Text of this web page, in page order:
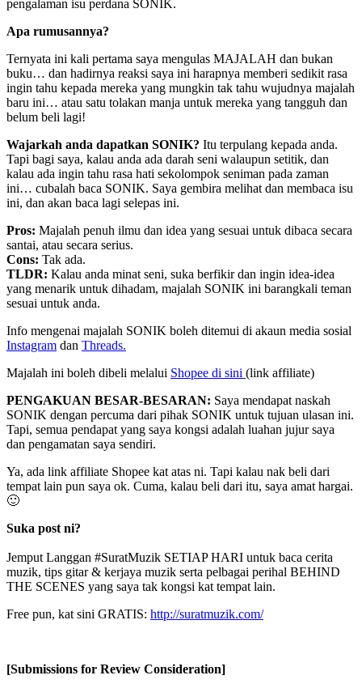
pengalaman isu perdana SONIK.
Apa rumusannya?
Ternyata ini kali pertama saya mengulas MAJALAH dan bukan
buku… dan hadirnya reaksi saya ini harapnya memberi sedikit rasa
ingin tahu kepada mereka yang mungkin tak tahu wujudnya majalah
baru ini… atau satu tolakan manja untuk mereka yang tangguh dan
belum beli lagi!
Wajarkah anda dapatkan SONIK? Itu terpulang kepada anda.
Tapi bagi saya, kalau anda ada darah seni walaupun setitik, dan
kalau ada ingin tahu rasa hati sekolompok seniman pada zaman
ini… cubalah baca SONIK. Saya gembira melihat dan membaca isu
ini, dan akan baca lagi selepas ini.
Pros: Majalah penuh ilmu dan idea yang sesuai untuk dibaca secara
santai, atau secara serius.
Cons: Tak ada.
TLDR: Kalau anda minat seni, suka berfikir dan ingin idea-idea
yang menarik untuk dihadam, majalah SONIK ini barangkali teman
sesuai untuk anda.
Info mengenai majalah SONIK boleh ditemui di akaun media sosial
Instagram dan Threads.
Majalah ini boleh dibeli melalui Shopee di sini (link affiliate)
PENGAKUAN BESAR-BESARAN: Saya mendapat naskah
SONIK dengan percuma dari pihak SONIK untuk tujuan ulasan ini.
Tapi, semua pendapat yang saya kongsi adalah luahan jujur saya
dan pengamatan saya sendiri.
Ya, ada link affiliate Shopee kat atas ni. Tapi kalau nak beli dari
tempat lain pun saya ok. Cuma, kalau beli dari itu, saya amat hargai.
🙂
Suka post ni?
Jemput Langgan #SuratMuzik SETIAP HARI untuk baca cerita
muzik, tips gitar & kerjaya muzik serta pelbagai perihal BEHIND
THE SCENES yang saya tak kongsi kat tempat lain.
Free pun, kat sini GRATIS: http://suratmuzik.com/
[Submissions for Review Consideration]